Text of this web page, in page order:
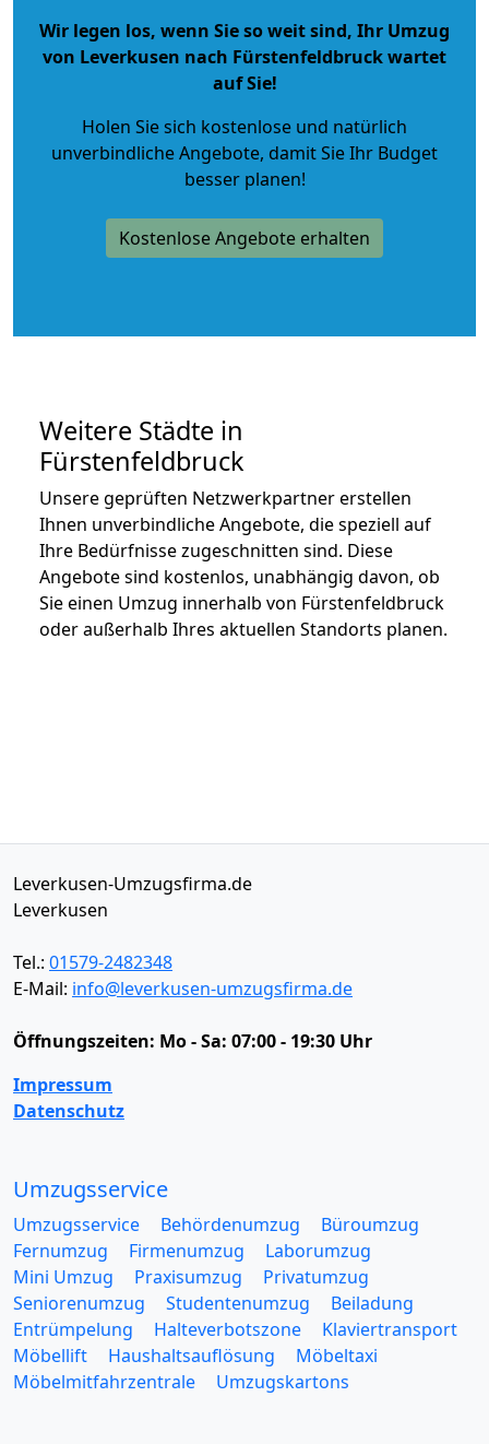
Wir legen los, wenn Sie so weit sind, Ihr Umzug
von Leverkusen nach Fürstenfeldbruck wartet
auf Sie!
Holen Sie sich kostenlose und natürlich
unverbindliche Angebote, damit Sie Ihr Budget
besser planen!
Kostenlose Angebote erhalten
Weitere Städte in
Fürstenfeldbruck
Unsere geprüften Netzwerkpartner erstellen
Ihnen unverbindliche Angebote, die speziell auf
Ihre Bedürfnisse zugeschnitten sind. Diese
Angebote sind kostenlos, unabhängig davon, ob
Sie einen Umzug innerhalb von Fürstenfeldbruck
oder außerhalb Ihres aktuellen Standorts planen.
Leverkusen-Umzugsfirma.de
Leverkusen
Tel.: 01579-2482348
E-Mail: info@leverkusen-umzugsfirma.de
Öffnungszeiten: Mo - Sa: 07:00 - 19:30 Uhr
Impressum
Datenschutz
Umzugsservice
Umzugsservice Behördenumzug
Büroumzug
Fernumzug
Firmenumzug
Laborumzug
Mini Umzug
Praxisumzug
Privatumzug
Seniorenumzug
Studentenumzug
Beiladung
Entrümpelung
Halteverbotszone
Klaviertransport
Möbellift
Haushaltsauflösung
Möbeltaxi
Möbelmitfahrzentrale
Umzugskartons